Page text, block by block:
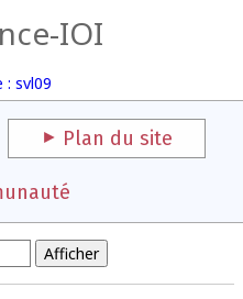
IOI
: svl09
Plan du site